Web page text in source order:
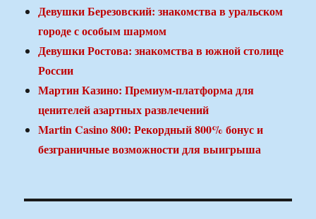
Девушки Березовский: знакомства в уральском
городе с особым шармом
Девушки Ростова: знакомства в южной столице
России
Мартин Казино: Премиум-платформа для
ценителей азартных развлечений
Martin Casino 800: Рекордный 800% бонус и
безграничные возможности для выигрыша